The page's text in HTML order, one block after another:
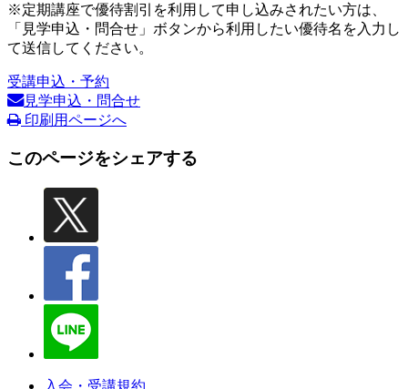
※定期講座で優待割引を利用して申し込みされたい方は、
「見学申込・問合せ」ボタンから利用したい優待名を入力し
て送信してください。
受講申込・予約
見学申込・問合せ
印刷用ページへ
このページをシェアする
入会・受講規約